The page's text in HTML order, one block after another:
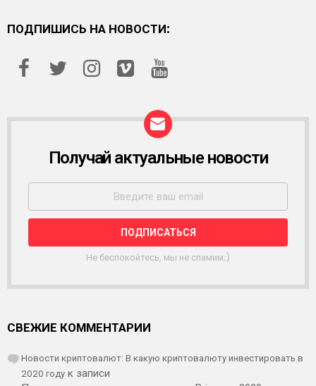
ПОДПИШИСЬ НА НОВОСТИ:
С
Ы
Л
К
Получай актуальные новости
Не беспокойтесь, мы не спамим;)
СВЕЖИЕ КОММЕНТАРИИ
Новости криптовалют: В какую криптовалюту инвестировать в
2020 году к записи